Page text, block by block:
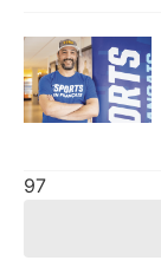
97